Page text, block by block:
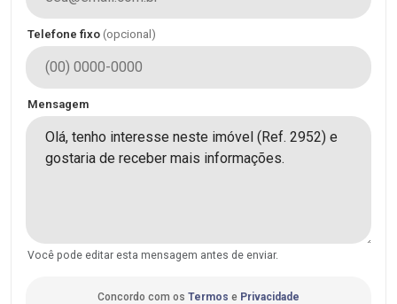
Telefone fixo (opcional)
Mensagem
Você pode editar esta mensagem antes de enviar.
Concordo com os Termos e Privacidade